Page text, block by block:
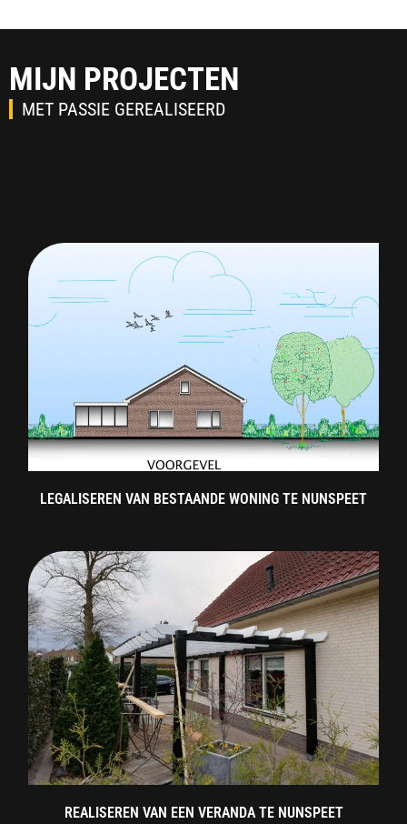
MIJN PROJECTEN
MET PASSIE GEREALISEERD
LEGALISEREN VAN BESTAANDE WONING TE NUNSPEET
REALISEREN VAN EEN VERANDA TE NUNSPEET